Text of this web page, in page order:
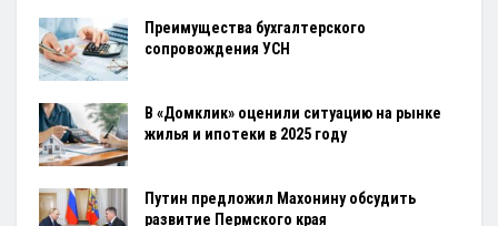
Преимущества бухгалтерского
сопровождения УСН
В «Домклик» оценили ситуацию на рынке
жилья и ипотеки в 2025 году
Путин предложил Махонину обсудить
развитие Пермского края